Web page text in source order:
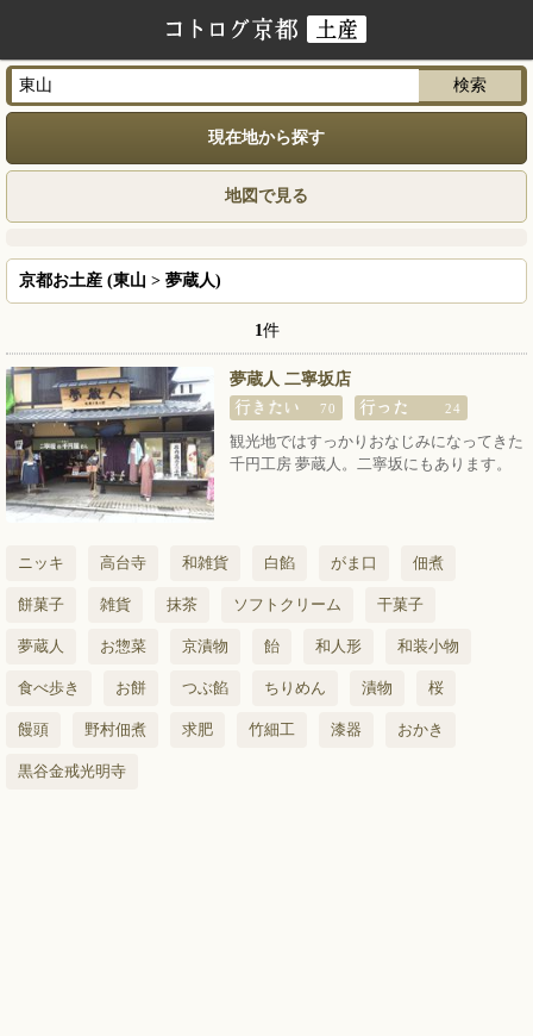
現在地から探す
地図で見る
京都お土産 (東山 > 夢蔵人)
1件
夢蔵人 二寧坂店
70 24
観光地ではすっかりおなじみになってきた
千円工房 夢蔵人。二寧坂にもあります。
ニッキ 高台寺 和雑貨 白餡 がま口 佃煮
餅菓子 雑貨 抹茶 ソフトクリーム 干菓子
夢蔵人 お惣菜 京漬物 飴 和人形 和装小物
食べ歩き お餅 つぶ餡 ちりめん 漬物 桜
饅頭 野村佃煮 求肥 竹細工 漆器 おかき
黒谷金戒光明寺